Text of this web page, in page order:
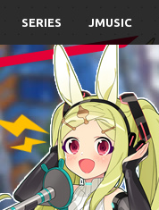
SERIES JMUSIC